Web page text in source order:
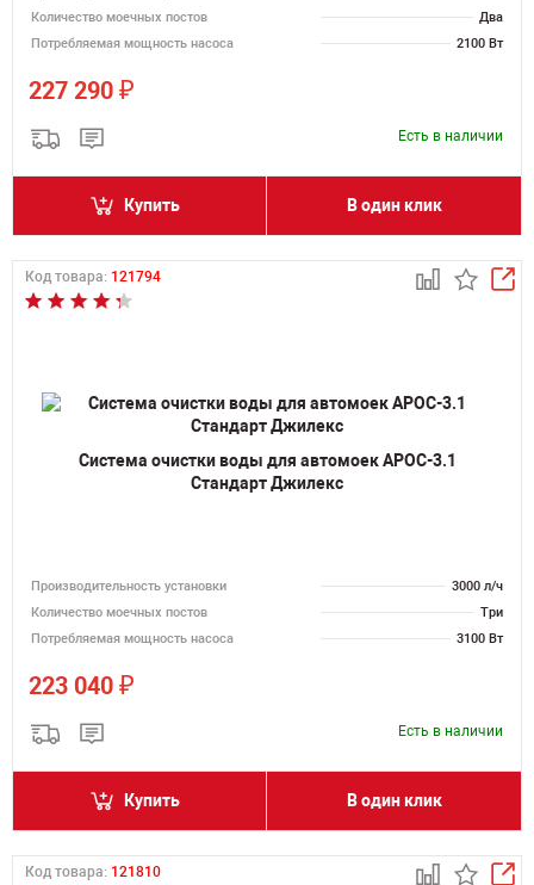
Количество моечных постов
Два
Потребляемая мощность насоса
2100 Вт
227 290 ₽
Есть в наличии
Купить В один клик
Код товара: 121794
Система очистки воды для автомоек АРОС-3.1
Стандарт Джилекс
Производительность установки
3000 л/ч
Количество моечных постов
Три
Потребляемая мощность насоса
3100 Вт
223 040 ₽
Есть в наличии
Купить В один клик
Код товара: 121810